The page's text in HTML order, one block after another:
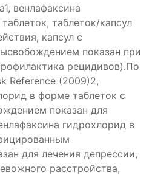
венлафаксина
таблеток/капсул
капсул с
показан при
рецидивов).По
Reference (2009)2,
в форме таблеток с
показан для
гидрохлорид в
для лечения депрессии,
расстройства,